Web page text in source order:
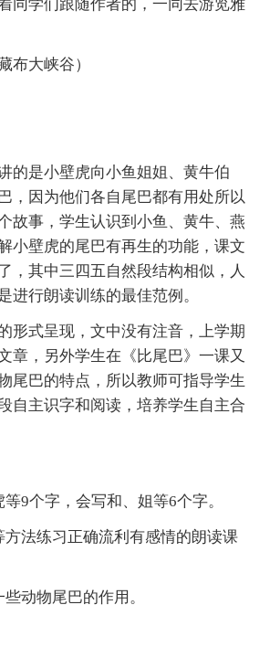
同学们跟随作者的，一同去游览雅
布大峡谷）
的是小壁虎向小鱼姐姐、黄牛伯
，因为他们各自尾巴都有用处所以
故事，学生认识到小鱼、黄牛、燕
小壁虎的尾巴有再生的功能，课文
，其中三四五自然段结构相似，人
进行朗读训练的最佳范例。
形式呈现，文中没有注音，上学期
章，另外学生在《比尾巴》一课又
尾巴的特点，所以教师可指导学生
自主识字和阅读，培养学生自主合
9个字，会写和、姐等6个字。
方法练习正确流利有感情的朗读课
动物尾巴的作用。